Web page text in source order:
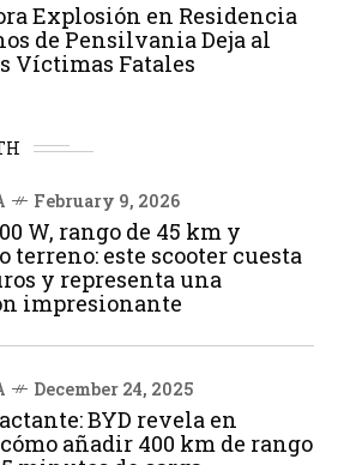
Explosión en Residencia
de Pensilvania Deja al
Víctimas Fatales
February 9, 2026
W, rango de 45 km y
terreno: este scooter cuesta
y representa una
impresionante
December 24, 2025
BYD revela en
añadir 400 km de rango